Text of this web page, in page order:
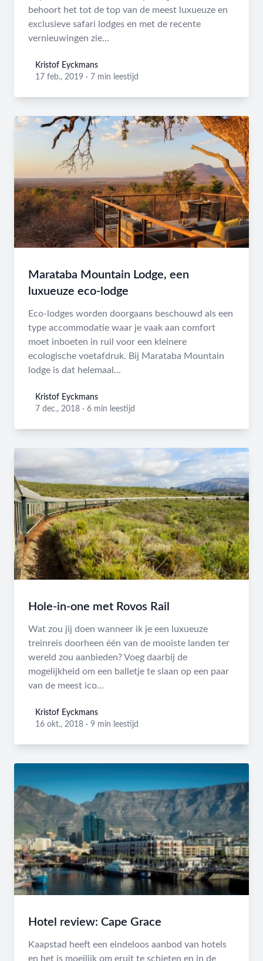
behoort het tot de top van de meest luxueuze en
exclusieve safari lodges en met de recente
vernieuwingen zie...
Kristof Eyckmans
Kristof Eyckmans
17 feb., 2019 · 7 min leestijd
Marataba Mountain Lodge, een
luxueuze eco-lodge
Eco-lodges worden doorgaans beschouwd als een
type accommodatie waar je vaak aan comfort
moet inboeten in ruil voor een kleinere
ecologische voetafdruk. Bij Marataba Mountain
lodge is dat helemaal...
Kristof Eyckmans
Kristof Eyckmans
7 dec., 2018 · 6 min leestijd
Hole-in-one met Rovos Rail
Wat zou jij doen wanneer ik je een luxueuze
treinreis doorheen één van de mooiste landen ter
wereld zou aanbieden? Voeg daarbij de
mogelijkheid om een balletje te slaan op een paar
van de meest ico...
Kristof Eyckmans
Kristof Eyckmans
16 okt., 2018 · 9 min leestijd
Hotel review: Cape Grace
Kaapstad heeft een eindeloos aanbod van hotels
en het is moeilijk om eruit te schieten en in de